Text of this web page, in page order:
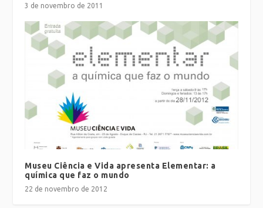
3 de novembro de 2011
Museu Ciência e Vida apresenta Elementar: a
química que faz o mundo
22 de novembro de 2012